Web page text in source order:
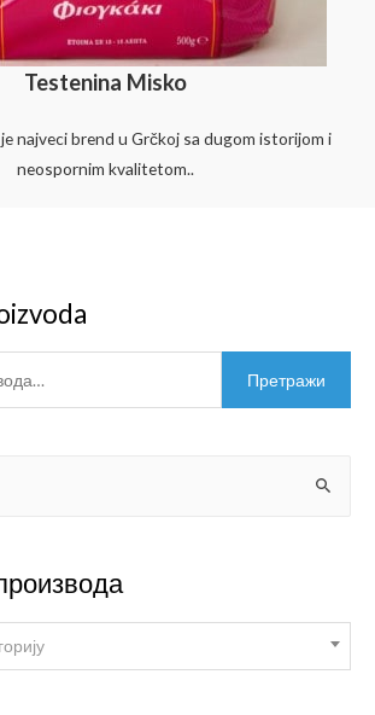
Testenina Misko
najveci brend u Grčkoj sa dugom istorijom i
neospornim kvalitetom..
Претражи